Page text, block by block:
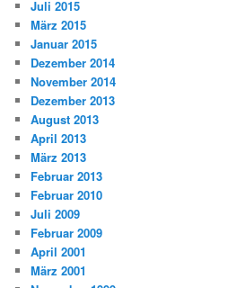
Juli 2015
März 2015
Januar 2015
Dezember 2014
November 2014
Dezember 2013
August 2013
April 2013
März 2013
Februar 2013
Februar 2010
Juli 2009
Februar 2009
April 2001
März 2001